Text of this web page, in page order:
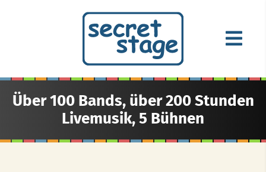
Über 100 Bands, über 200 Stunden
Livemusik, 5 Bühnen